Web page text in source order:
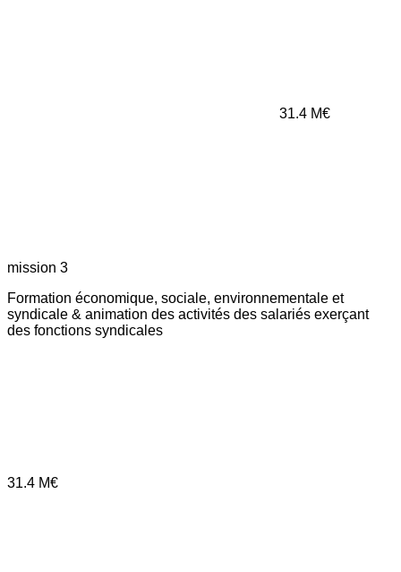
31.4 M€
mission 3
Formation économique, sociale, environnementale et
syndicale & animation des activités des salariés exerçant
des fonctions syndicales
31.4 M€